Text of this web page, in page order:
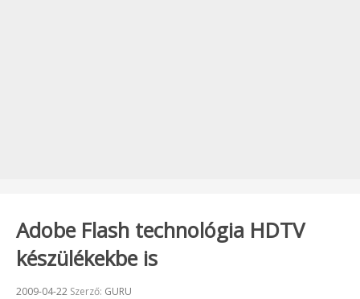
Adobe Flash technológia HDTV
készülékekbe is
Beküldve:
2009-04-22 Szerző: GURU